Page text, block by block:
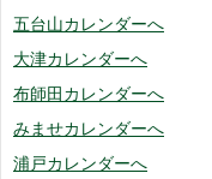
五台山カレンダーへ
大津カレンダーへ
布師田カレンダーへ
みませカレンダーへ
浦戸カレンダーへ